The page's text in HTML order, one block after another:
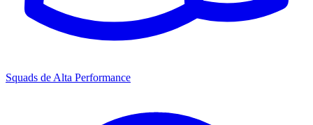
Squads de Alta Performance